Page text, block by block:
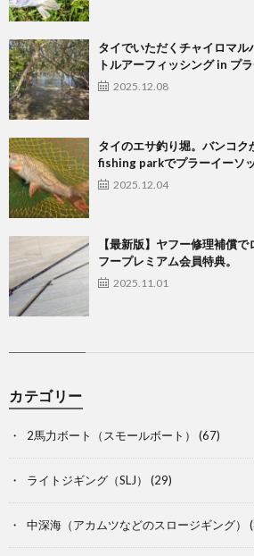
タイでいただくチャイロマ
トルアーフィッシング in プ
2025.12.08
タイのエサ釣り堀。バンコ
fishing parkでプラーイーソ
2025.12.04
【最新版】ヤフー修理補償
フープレミアム会員特典。
2025.11.01
カテゴリー
2馬力ボート（スモールボート） (67)
ライトジギング（SLJ） (29)
中深海（アカムツなどのスロージギング）